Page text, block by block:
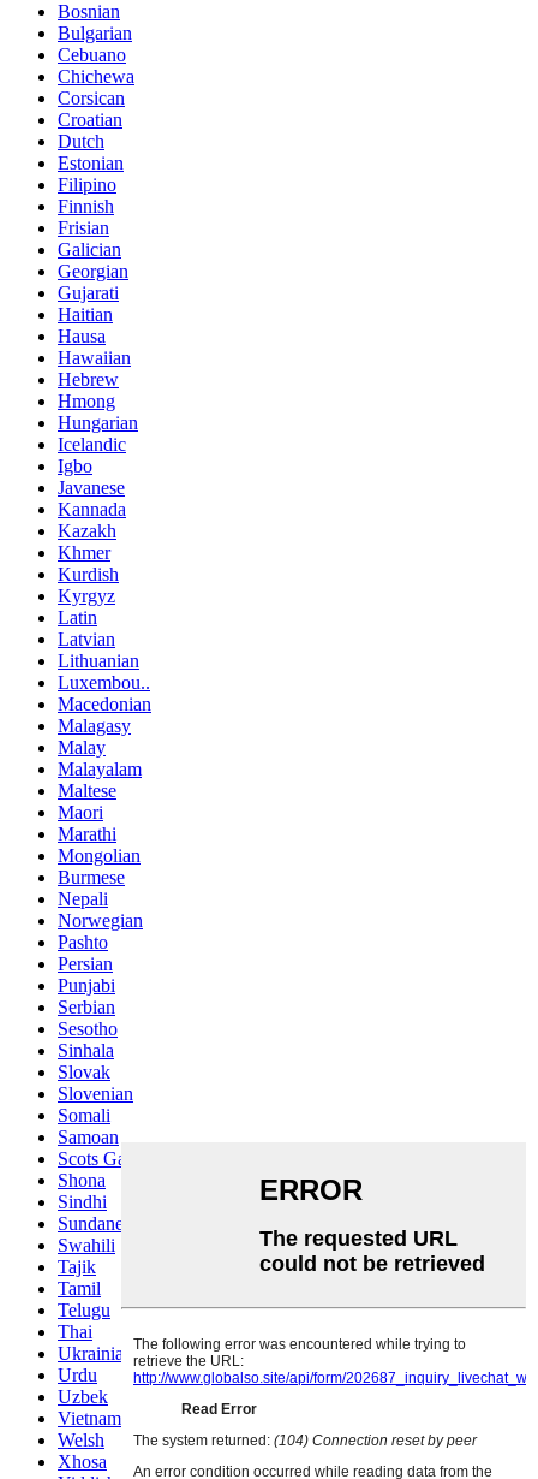
Bosnian
Bulgarian
Cebuano
Chichewa
Corsican
Croatian
Dutch
Estonian
Filipino
Finnish
Frisian
Galician
Georgian
Gujarati
Haitian
Hausa
Hawaiian
Hebrew
Hmong
Hungarian
Icelandic
Igbo
Javanese
Kannada
Kazakh
Khmer
Kurdish
Kyrgyz
Latin
Latvian
Lithuanian
Luxembou..
Macedonian
Malagasy
Malay
Malayalam
Maltese
Maori
Marathi
Mongolian
Burmese
Nepali
Norwegian
Pashto
Persian
Punjabi
Serbian
Sesotho
Sinhala
Slovak
Slovenian
Somali
Samoan
Scots Gaelic
Shona
Sindhi
Sundanese
Swahili
Tajik
Tamil
Telugu
Thai
Ukrainian
Urdu
Uzbek
Vietnamese
Welsh
Xhosa